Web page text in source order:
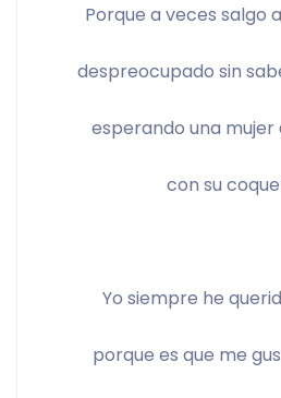
Porque a veces salgo
despreocupado sin
esperando una mujer
con su
Yo siempre he
porque es que me